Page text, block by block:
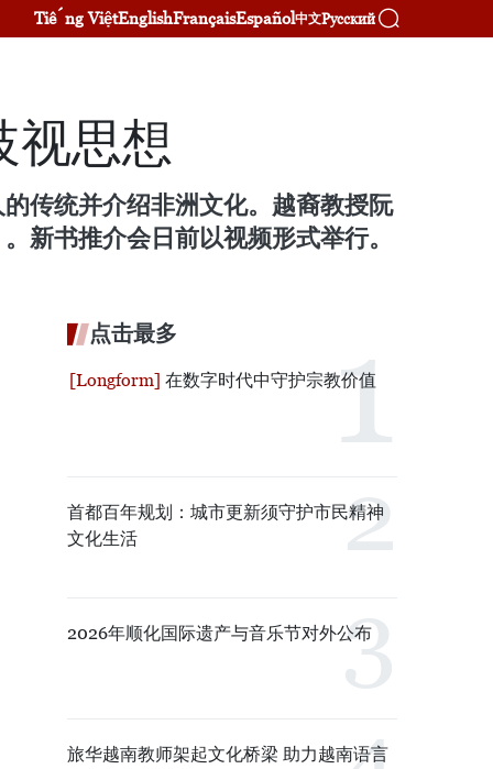
Tiếng ViệtEnglishFrançaisEspañol中文Русский
视思想
传统并介绍非洲文化。越裔教授阮
新书推介会日前以视频形式举行。
点击最多
在数字时代中守护宗教价值
首都百年规划：城市更新须守护市民精神
文化生活
2026年顺化国际遗产与音乐节对外公布
旅华越南教师架起文化桥梁 助力越南语言